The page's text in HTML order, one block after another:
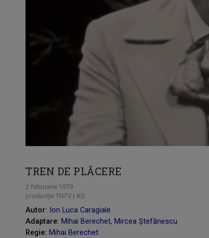
TREN DE PLĂCERE
2 februarie 1979
producție TNTV | AG
Autor: Ion Luca Caragiale
Adaptare: Mihai Berechet, Mircea Ștefănescu
Regie: Mihai Berechet